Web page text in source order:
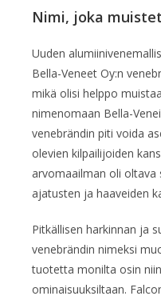
Nimi, joka
Uuden
Bella-Veneet Oy:n
mikä olisi helppo
nimenomaan Bella-
venebrändin piti voida
olevien kilpailijoiden
arvomaailman oli oltava
ajatusten ja haaveiden
Pitkällisen harkinnan ja
venebrändin nimeksi
tuotetta monilta osin
ominaisuuksiltaan.